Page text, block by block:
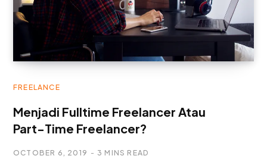
FREELANCE
Menjadi Fulltime Freelancer Atau
Part-Time Freelancer?
OCTOBER 6, 2019 3 MINS READ